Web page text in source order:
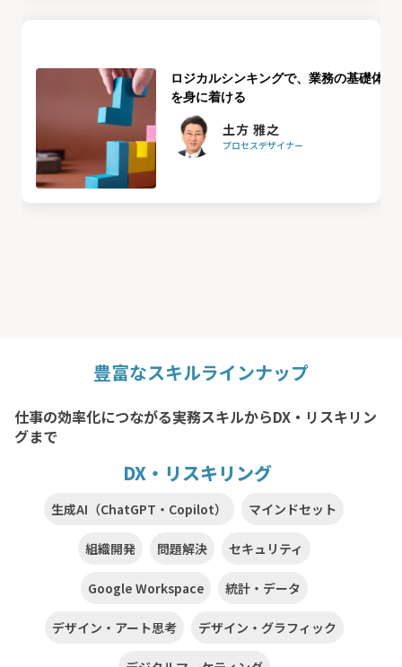
ロジカルシンキングで、業務の基礎体力
を身に着ける
土方 雅之
プロセスデザイナー
豊富なスキルラインナップ
仕事の効率化につながる実務スキルからDX・リスキリン
グまで
DX・リスキリング
生成AI（ChatGPT・Copilot） マインドセット
組織開発 問題解決 セキュリティ
Google Workspace 統計・データ
デザイン・アート思考 デザイン・グラフィック